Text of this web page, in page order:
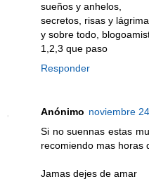
sueños y anhelos,
secretos, risas y
y sobre todo,
1,2,3 que paso
Responder
Anónimo noviembre
Si no suennas estas
recomiendo mas horas
Jamas dejes de amar